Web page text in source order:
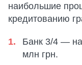
наибольшие
кредитованию
Банк 3/4 —
млн грн.